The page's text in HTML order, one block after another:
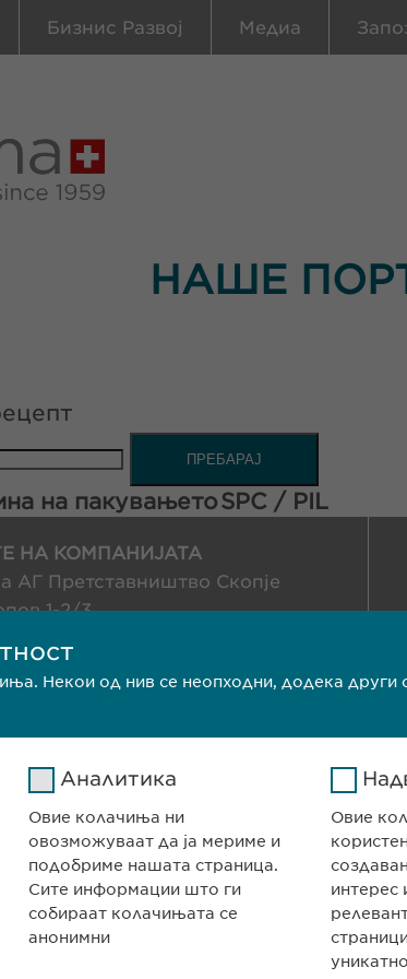
Бизнис Развој Медиа
НАШЕ
ПРЕБАРАЈ
на пакувањетоSPC / PIL
НА КОМПАНИЈАТА
АГ Претставништво Скопје
1-2/3
Некои од нив се неопходни, додека
Аналитика
Овие колачиња ни
овозможуваат да ја мериме и
подобриме нашата страница.
Сите информации што ги
собираат колачињата се
анонимни
Овие
интерес